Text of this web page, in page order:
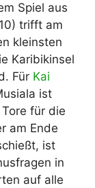
Spiel aus
trifft am
kleinsten
Karibikinsel
Für Kai
ist
für die
am Ende
ist
in
auf alle